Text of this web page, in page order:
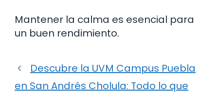
Mantener la calma es esencial para
un buen rendimiento.
Descubre la UVM Campus Puebla
en San Andrés Cholula: Todo lo que